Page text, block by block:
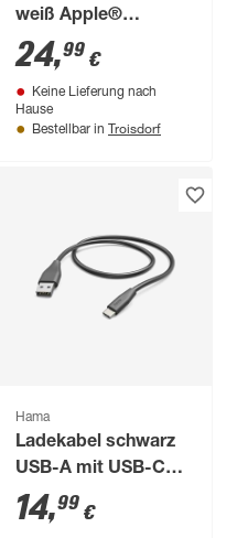
weiß Apple®
Lightning
24,99 €
Keine Lieferung nach
Hause
Bestellbar in Troisdorf
Hama
Ladekabel schwarz
USB-A mit USB-C
1,5 m
14,99 €